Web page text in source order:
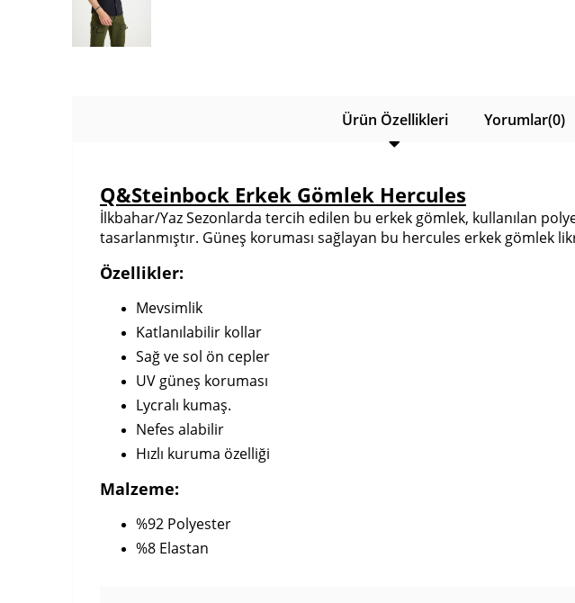
Ürün Özellikleri Yorumlar(0)
Q&Steinbock Erkek Gömlek Hercules
İlkbahar/Yaz Sezonlarda tercih edilen bu erkek gömlek, kullanılan
tasarlanmıştır. Güneş koruması sağlayan bu hercules erkek gömlek
Özellikler:
Mevsimlik
Katlanılabilir kollar
Sağ ve sol ön cepler
UV güneş koruması
Lycralı kumaş.
Nefes alabilir
Hızlı kuruma özelliği
Malzeme:
%92 Polyester
%8 Elastan